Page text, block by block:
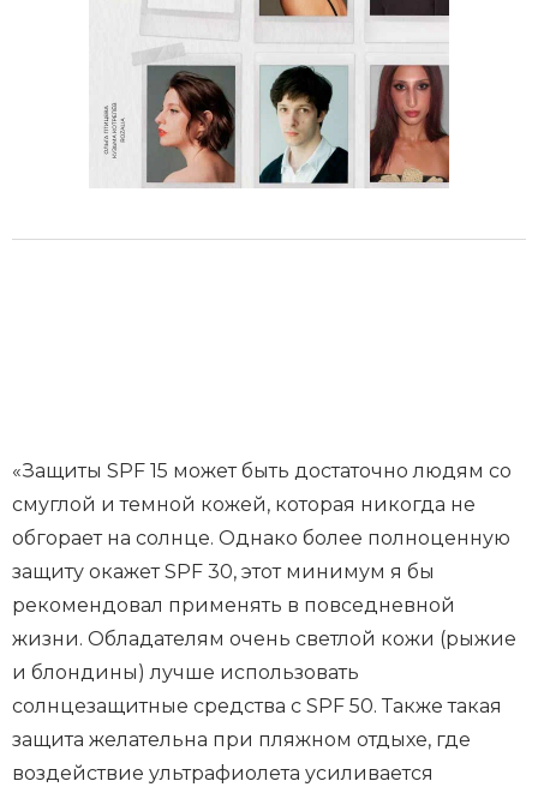
«Защиты SPF 15 может быть достаточно людям со
смуглой и темной кожей, которая никогда не
обгорает на солнце. Однако более полноценную
защиту окажет SPF 30, этот минимум я бы
рекомендовал применять в повседневной
жизни. Обладателям очень светлой кожи (рыжие
и блондины) лучше использовать
солнцезащитные средства с SPF 50. Также такая
защита желательна при пляжном отдыхе, где
воздействие ультрафиолета усиливается